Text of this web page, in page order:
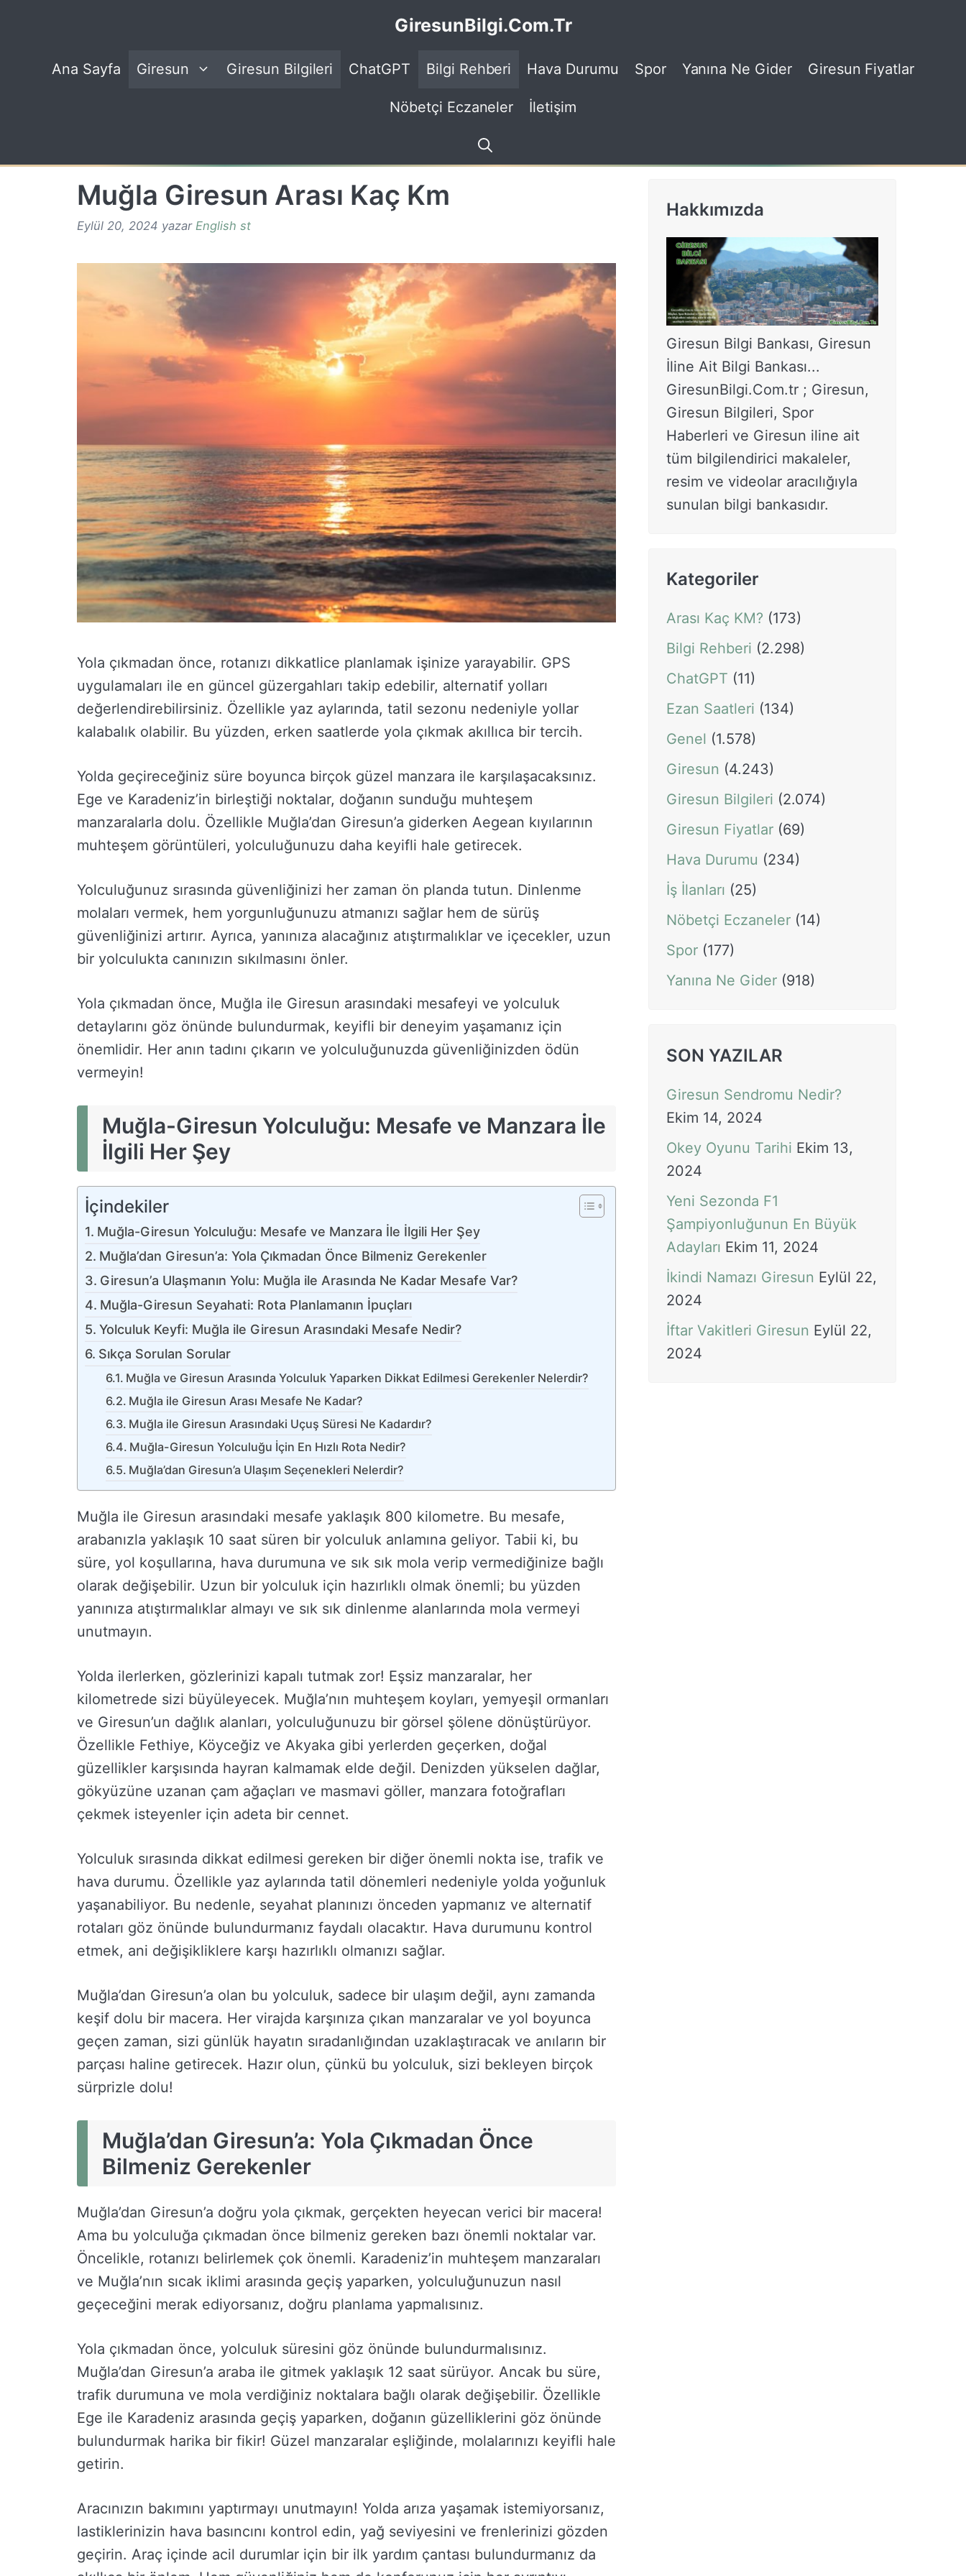
GiresunBilgi.Com.Tr
Ana Sayfa Giresun Giresun Bilgileri ChatGPT Bilgi Rehberi Hava Durumu Spor Yanına Ne Gider Giresun Fiyatlar
Nöbetçi Eczaneler İletişim
Muğla Giresun Arası Kaç Km
Eylül 20, 2024 yazar English st
Yola çıkmadan önce, rotanızı dikkatlice planlamak işinize yarayabilir. GPS
uygulamaları ile en güncel güzergahları takip edebilir, alternatif yolları
değerlendirebilirsiniz. Özellikle yaz aylarında, tatil sezonu nedeniyle yollar
kalabalık olabilir. Bu yüzden, erken saatlerde yola çıkmak akıllıca bir tercih.
Yolda geçireceğiniz süre boyunca birçok güzel manzara ile karşılaşacaksınız.
Ege ve Karadeniz’in birleştiği noktalar, doğanın sunduğu muhteşem
manzaralarla dolu. Özellikle Muğla’dan Giresun’a giderken Aegean kıyılarının
muhteşem görüntüleri, yolculuğunuzu daha keyifli hale getirecek.
Yolculuğunuz sırasında güvenliğinizi her zaman ön planda tutun. Dinlenme
molaları vermek, hem yorgunluğunuzu atmanızı sağlar hem de sürüş
güvenliğinizi artırır. Ayrıca, yanınıza alacağınız atıştırmalıklar ve içecekler, uzun
bir yolculukta canınızın sıkılmasını önler.
Yola çıkmadan önce, Muğla ile Giresun arasındaki mesafeyi ve yolculuk
detaylarını göz önünde bulundurmak, keyifli bir deneyim yaşamanız için
önemlidir. Her anın tadını çıkarın ve yolculuğunuzda güvenliğinizden ödün
vermeyin!
Muğla-Giresun Yolculuğu: Mesafe ve Manzara İle
İlgili Her Şey
İçindekiler
Muğla-Giresun Yolculuğu: Mesafe ve Manzara İle İlgili Her Şey
Muğla’dan Giresun’a: Yola Çıkmadan Önce Bilmeniz Gerekenler
Giresun’a Ulaşmanın Yolu: Muğla ile Arasında Ne Kadar Mesafe Var?
Muğla-Giresun Seyahati: Rota Planlamanın İpuçları
Yolculuk Keyfi: Muğla ile Giresun Arasındaki Mesafe Nedir?
Sıkça Sorulan Sorular
Muğla ve Giresun Arasında Yolculuk Yaparken Dikkat Edilmesi Gerekenler Nelerdir?
Muğla ile Giresun Arası Mesafe Ne Kadar?
Muğla ile Giresun Arasındaki Uçuş Süresi Ne Kadardır?
Muğla-Giresun Yolculuğu İçin En Hızlı Rota Nedir?
Muğla’dan Giresun’a Ulaşım Seçenekleri Nelerdir?
Muğla ile Giresun arasındaki mesafe yaklaşık 800 kilometre. Bu mesafe,
arabanızla yaklaşık 10 saat süren bir yolculuk anlamına geliyor. Tabii ki, bu
süre, yol koşullarına, hava durumuna ve sık sık mola verip vermediğinize bağlı
olarak değişebilir. Uzun bir yolculuk için hazırlıklı olmak önemli; bu yüzden
yanınıza atıştırmalıklar almayı ve sık sık dinlenme alanlarında mola vermeyi
unutmayın.
Yolda ilerlerken, gözlerinizi kapalı tutmak zor! Eşsiz manzaralar, her
kilometrede sizi büyüleyecek. Muğla’nın muhteşem koyları, yemyeşil ormanları
ve Giresun’un dağlık alanları, yolculuğunuzu bir görsel şölene dönüştürüyor.
Özellikle Fethiye, Köyceğiz ve Akyaka gibi yerlerden geçerken, doğal
güzellikler karşısında hayran kalmamak elde değil. Denizden yükselen dağlar,
gökyüzüne uzanan çam ağaçları ve masmavi göller, manzara fotoğrafları
çekmek isteyenler için adeta bir cennet.
Yolculuk sırasında dikkat edilmesi gereken bir diğer önemli nokta ise, trafik ve
hava durumu. Özellikle yaz aylarında tatil dönemleri nedeniyle yolda yoğunluk
yaşanabiliyor. Bu nedenle, seyahat planınızı önceden yapmanız ve alternatif
rotaları göz önünde bulundurmanız faydalı olacaktır. Hava durumunu kontrol
etmek, ani değişikliklere karşı hazırlıklı olmanızı sağlar.
Muğla’dan Giresun’a olan bu yolculuk, sadece bir ulaşım değil, aynı zamanda
keşif dolu bir macera. Her virajda karşınıza çıkan manzaralar ve yol boyunca
geçen zaman, sizi günlük hayatın sıradanlığından uzaklaştıracak ve anıların bir
parçası haline getirecek. Hazır olun, çünkü bu yolculuk, sizi bekleyen birçok
sürprizle dolu!
Muğla’dan Giresun’a: Yola Çıkmadan Önce
Bilmeniz Gerekenler
Muğla’dan Giresun’a doğru yola çıkmak, gerçekten heyecan verici bir macera!
Ama bu yolculuğa çıkmadan önce bilmeniz gereken bazı önemli noktalar var.
Öncelikle, rotanızı belirlemek çok önemli. Karadeniz’in muhteşem manzaraları
ve Muğla’nın sıcak iklimi arasında geçiş yaparken, yolculuğunuzun nasıl
geçeceğini merak ediyorsanız, doğru planlama yapmalısınız.
Yola çıkmadan önce, yolculuk süresini göz önünde bulundurmalısınız.
Muğla’dan Giresun’a araba ile gitmek yaklaşık 12 saat sürüyor. Ancak bu süre,
trafik durumuna ve mola verdiğiniz noktalara bağlı olarak değişebilir. Özellikle
Ege ile Karadeniz arasında geçiş yaparken, doğanın güzelliklerini göz önünde
bulundurmak harika bir fikir! Güzel manzaralar eşliğinde, molalarınızı keyifli hale
getirin.
Aracınızın bakımını yaptırmayı unutmayın! Yolda arıza yaşamak istemiyorsanız,
lastiklerinizin hava basıncını kontrol edin, yağ seviyesini ve frenlerinizi gözden
geçirin. Araç içinde acil durumlar için bir ilk yardım çantası bulundurmanız da
Hakkımızda
Giresun Bilgi Bankası, Giresun
İline Ait Bilgi Bankası...
GiresunBilgi.Com.tr ; Giresun,
Giresun Bilgileri, Spor
Haberleri ve Giresun iline ait
tüm bilgilendirici makaleler,
resim ve videolar aracılığıyla
sunulan bilgi bankasıdır.
Kategoriler
Arası Kaç KM? (173)
Bilgi Rehberi (2.298)
ChatGPT (11)
Ezan Saatleri (134)
Genel (1.578)
Giresun (4.243)
Giresun Bilgileri (2.074)
Giresun Fiyatlar (69)
Hava Durumu (234)
İş İlanları (25)
Nöbetçi Eczaneler (14)
Spor (177)
Yanına Ne Gider (918)
SON YAZILAR
Giresun Sendromu Nedir?
Ekim 14, 2024
Okey Oyunu Tarihi Ekim 13,
2024
Yeni Sezonda F1
Şampiyonluğunun En Büyük
Adayları Ekim 11, 2024
İkindi Namazı Giresun Eylül 22,
2024
İftar Vakitleri Giresun Eylül 22,
2024